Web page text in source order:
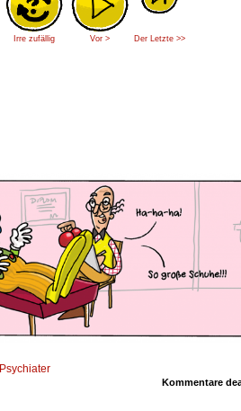
Irre zufällig Vor > Der Letzte >>
Psychiater
Kommentare